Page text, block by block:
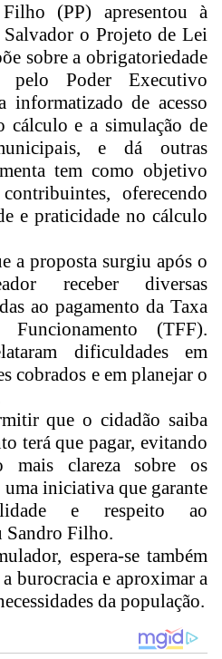
(PP) apresentou à
o Projeto de Lei
sobre a obrigatoriedade
pelo Poder Executivo
informatizado de acesso
e a simulação de
e dá outras
tem como objetivo
oferecendo
e praticidade no cálculo
a proposta surgiu após o
receber diversas
ao pagamento da Taxa
(TFF).
dificuldades em
cobrados e em planejar o
que o cidadão saiba
terá que pagar, evitando
mais clareza sobre os
iniciativa que garante
e respeito ao
Sandro Filho.
espera-se também
burocracia e aproximar a
da população.